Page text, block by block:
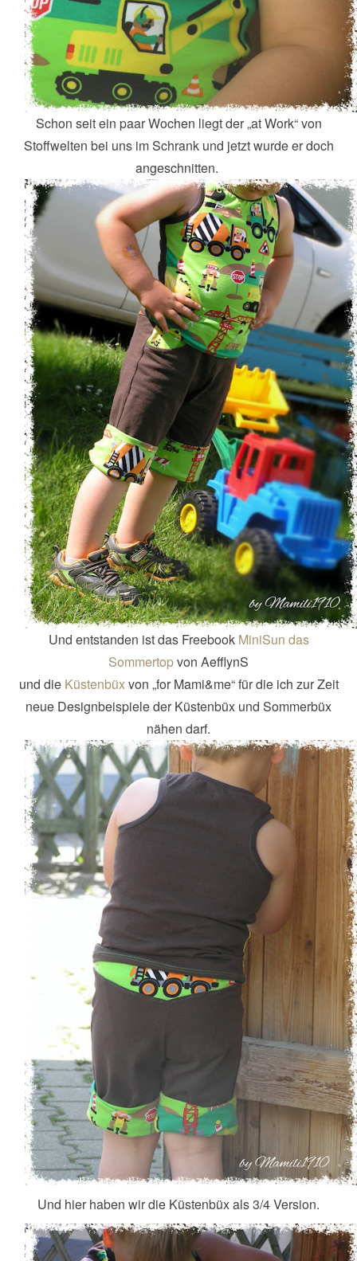
Schon seit ein paar Wochen liegt der „at Work“ von
Stoffwelten bei uns im Schrank und jetzt wurde er doch
angeschnitten.
Und entstanden ist das Freebook MiniSun das
Sommertopvon AefflynS
und die Küstenbüxvon „for Mami&me“ für die ich zur Zeit
neue Designbeispiele der Küstenbüx und Sommerbüx
nähen darf.
Und hier haben wir die Küstenbüx als 3/4 Version.